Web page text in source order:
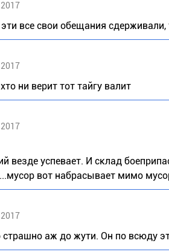
все свои обещания
ни верит тот тайгу валит
везде успевает. И склад
вот набрасывает мимо
страшно аж до жути. Он по всюду